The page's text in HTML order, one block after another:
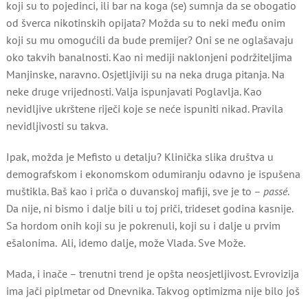
koji su to pojedinci, ili bar na koga (se) sumnja da se obogatio
od šverca nikotinskih opijata? Možda su to neki među onim
koji su mu omogućili da bude premijer? Oni se ne oglašavaju
oko takvih banalnosti. Kao ni mediji naklonjeni podržiteljima
Manjinske, naravno. Osjetljiviji su na neka druga pitanja. Na
neke druge vrijednosti. Valja ispunjavati Poglavlja. Kao
nevidljive ukrštene riječi koje se neće ispuniti nikad. Pravila
nevidljivosti su takva.
Ipak, možda je Mefisto u detalju? Klinička slika društva u
demografskom i ekonomskom odumiranju odavno je ispušena
muštikla. Baš kao i priča o duvanskoj mafiji, sve je to – passé.
Da nije, ni bismo i dalje bili u toj priči, trideset godina kasnije.
Sa hordom onih koji su je pokrenuli, koji su i dalje u prvim
ešalonima. Ali, idemo dalje, može Vlada. Sve Može.
Mada, i inače – trenutni trend je opšta neosjetljivost. Evrovizija
ima jači piplmetar od Dnevnika. Takvog optimizma nije bilo još